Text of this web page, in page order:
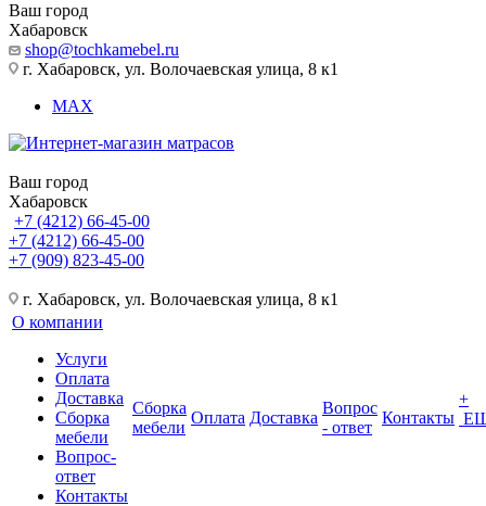
Ваш город
Хабаровск
shop@tochkamebel.ru
г. Хабаровск, ул. Волочаевская улица, 8 к1
MAX
Ваш город
Хабаровск
+7 (4212) 66-45-00
+7 (4212) 66-45-00
+7 (909) 823-45-00
г. Хабаровск, ул. Волочаевская улица, 8 к1
О компании
Услуги
Оплата
Доставка
Сборка
мебели
Вопрос-
ответ
Контакты
Сборка
мебели
Оплата Доставка
Вопрос
- ответ
Контакты
+